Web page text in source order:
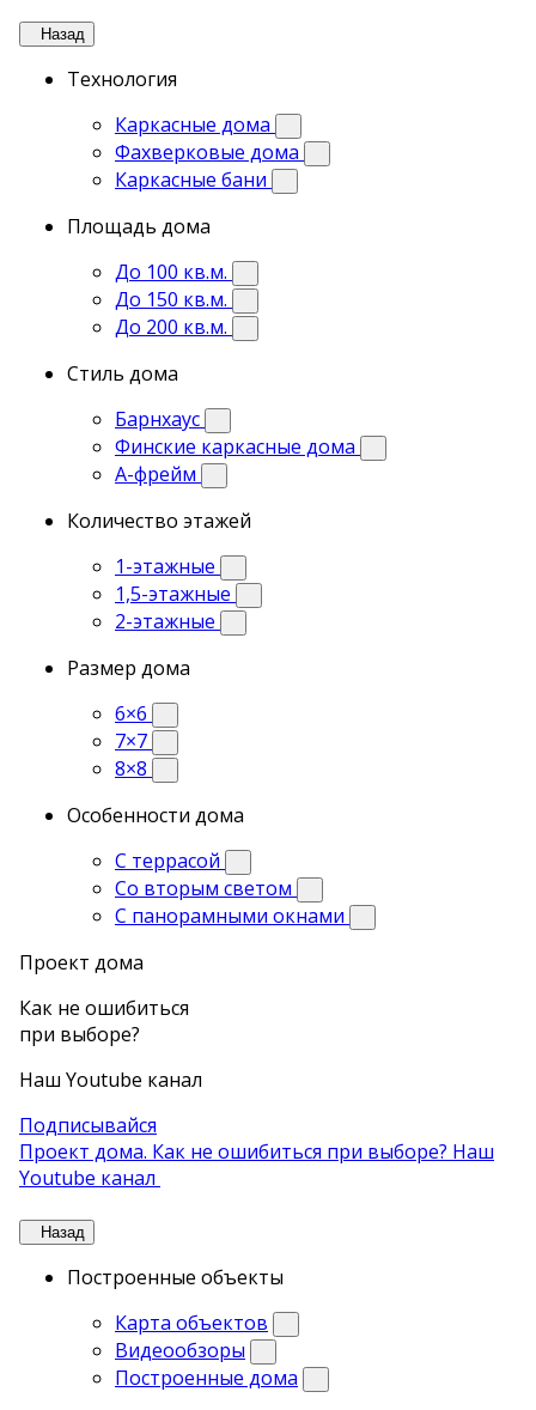
Назад
Технология
Каркасные дома
Фахверковые дома
Каркасные бани
Площадь дома
До 100 кв.м.
До 150 кв.м.
До 200 кв.м.
Стиль дома
Барнхаус
Финские каркасные дома
А-фрейм
Количество этажей
1-этажные
1,5-этажные
2-этажные
Размер дома
6×6
7×7
8×8
Особенности дома
С террасой
Со вторым светом
С панорамными окнами
Проект дома
Как не ошибиться
при выборе?
Наш Youtube канал
Подписывайся
Проект дома. Как не ошибиться при выборе? Наш
Youtube канал
Назад
Построенные объекты
Карта объектов
Видеообзоры
Построенные дома